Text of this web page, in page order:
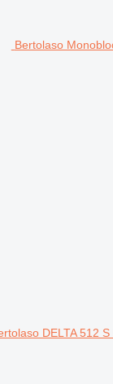
Bertolaso
DELTA 512